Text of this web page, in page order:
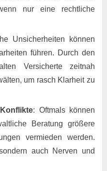
nur eine rechtliche
Unsicherheiten können
führen. Durch den
Versicherte zeitnah
um rasch Klarheit zu
: Oftmals können
Beratung größere
vermieden werden.
auch Nerven und